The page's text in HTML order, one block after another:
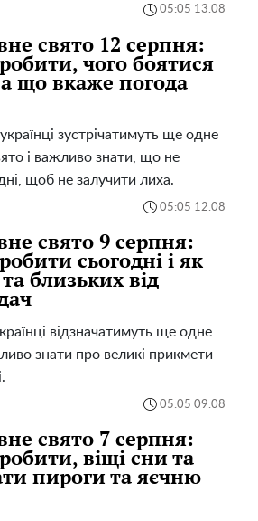
05:05 13.08
свято 12 серпня:
чого боятися
що вкаже погода
зустрічатимуть ще одне
і важливо знати, що не
щоб не залучити лиха.
05:05 12.08
свято 9 серпня:
сьогодні і як
близьких від
відзначатимуть ще одне
знати про великі прикмети
05:05 09.08
свято 7 серпня:
віщі сни та
пироги та яєчню